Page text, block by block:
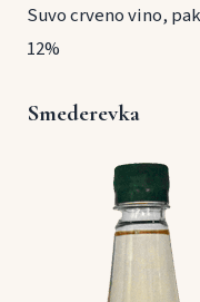
Suvo crveno vino,
12%
Smederevka